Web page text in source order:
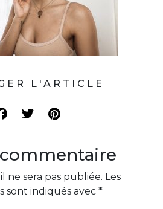
L'ARTICLE
ne sera pas publiée. Les
sont indiqués avec *